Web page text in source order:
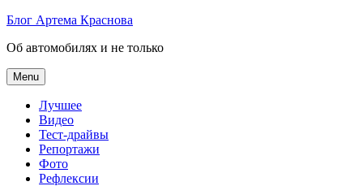
Skip
content
Блог Артема Краснова
Об автомобилях и не только
Menu
Лучшее
Видео
Тест-драйвы
Репортажи
Фото
Рефлексии